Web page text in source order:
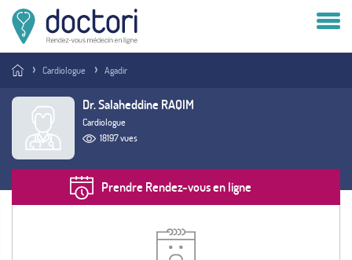
Compte médecin
Vous êtes médecin ?
Cardiologue Agadir
Dr. Salaheddine RAQIM
Cardiologue
18197 vues
Prendre Rendez-vous en ligne